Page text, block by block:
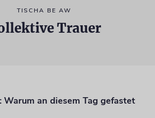
TISCHA BE AW
Trauer
Warum an diesem Tag gefastet